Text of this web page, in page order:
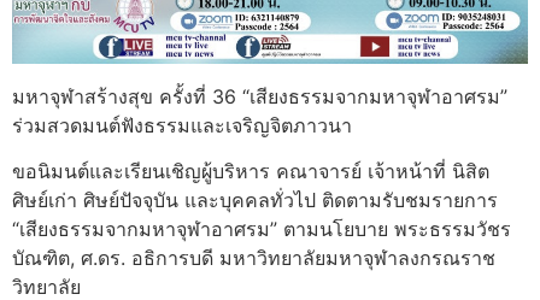
มหาจุฬาสร้างสุข ครั้งที่ 36 “เสียงธรรมจากมหาจุฬาอาศรม”
ร่วมสวดมนต์ฟังธรรมและเจริญจิตภาวนา
ขอนิมนต์และเรียนเชิญผู้บริหาร คณาจารย์ เจ้าหน้าที่ นิสิต
ศิษย์เก่า ศิษย์ปัจจุบัน และบุคคลทั่วไป ติดตามรับชมรายการ
“เสียงธรรมจากมหาจุฬาอาศรม” ตามนโยบาย พระธรรมวัชร
บัณฑิต, ศ.ดร. อธิการบดี มหาวิทยาลัยมหาจุฬาลงกรณราช
วิทยาลัย